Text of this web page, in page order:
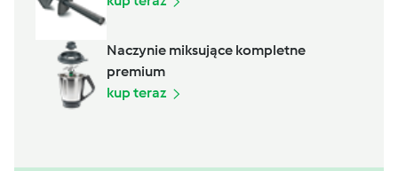
Naczynie miksujące kompletne
premium
kup teraz